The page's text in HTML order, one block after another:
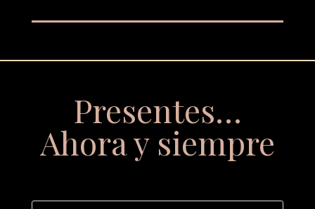
Presentes…
Ahora y siempre